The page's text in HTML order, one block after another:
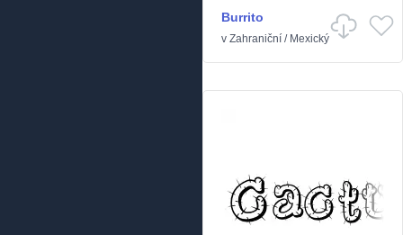
Burrito
v Zahraniční / Mexický